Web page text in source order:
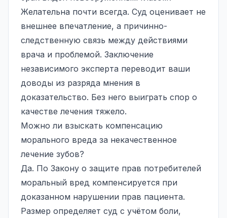
Желательна почти всегда. Суд оценивает не
внешнее впечатление, а причинно-
следственную связь между действиями
врача и проблемой. Заключение
независимого эксперта переводит ваши
доводы из разряда мнения в
доказательство. Без него выиграть спор о
качестве лечения тяжело.
Можно ли взыскать компенсацию
морального вреда за некачественное
лечение зубов?
Да. По Закону о защите прав потребителей
моральный вред компенсируется при
доказанном нарушении прав пациента.
Размер определяет суд с учётом боли,